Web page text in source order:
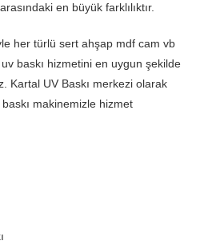
en büyük farklılıktır.
her türlü sert ahşap mdf cam vb
baskı hizmetini en uygun şekilde
Kartal UV Baskı merkezi olarak
makinemizle hizmet